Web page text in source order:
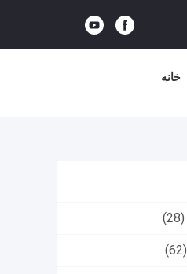
خانه
(28)
(62)